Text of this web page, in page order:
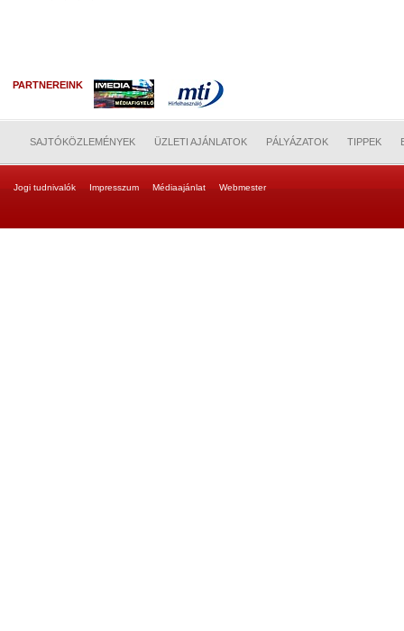
PARTNEREINK
SAJTÓKÖZLEMÉNYEK ÜZLETI AJÁNLATOK PÁLYÁZATOK TIPPEK
Jogi tudnivalók Impresszum Médiaajánlat Webmester